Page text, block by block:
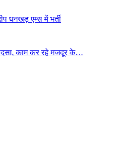
धनखड़ एम्स में भर्ती
काम कर रहे मजदूर के…